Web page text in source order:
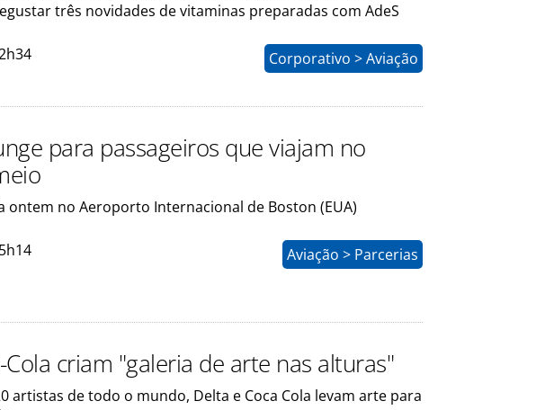
três novidades de vitaminas preparadas com AdeS
Corporativo > Aviação
para passageiros que viajam no
ontem no Aeroporto Internacional de Boston (EUA)
Aviação > Parcerias
Cola criam "galeria de arte nas alturas"
artistas de todo o mundo, Delta e Coca Cola levam arte para